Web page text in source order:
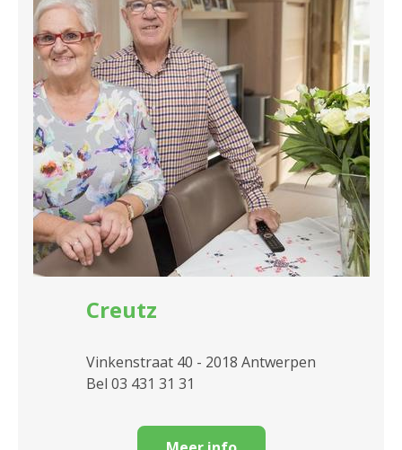
Creutz
Vinkenstraat 40 - 2018 Antwerpen
Bel 03 431 31 31